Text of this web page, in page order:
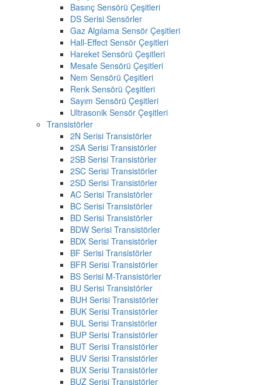
Basınç Sensörü Çeşitleri
DS Serisi Sensörler
Gaz Algılama Sensör Çeşitleri
Hall-Effect Sensör Çeşitleri
Hareket Sensörü Çeşitleri
Mesafe Sensörü Çeşitleri
Nem Sensörü Çeşitleri
Renk Sensörü Çeşitleri
Sayım Sensörü Çeşitleri
Ultrasonik Sensör Çeşitleri
Transistörler
2N Serisi Transistörler
2SA Serisi Transistörler
2SB Serisi Transistörler
2SC Serisi Transistörler
2SD Serisi Transistörler
AC Serisi Transistörler
BC Serisi Transistörler
BD Serisi Transistörler
BDW Serisi Transistörler
BDX Serisi Transistörler
BF Serisi Transistörler
BFR Serisi Transistörler
BS Serisi M-Transistörler
BU Serisi Transistörler
BUH Serisi Transistörler
BUK Serisi Transistörler
BUL Serisi Transistörler
BUP Serisi Transistörler
BUT Serisi Transistörler
BUV Serisi Transistörler
BUX Serisi Transistörler
BUZ Serisi Transistörler